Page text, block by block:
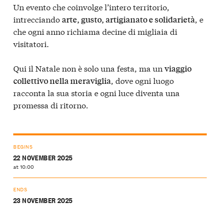
Un evento che coinvolge l’intero territorio,
intrecciandoarte, gusto, artigianato e solidarietà , e
che ogni anno richiama decine di migliaia di
visitatori.
Qui il Natale non è solo una festa, ma un viaggio
collettivo nella meraviglia , dove ogni luogo
racconta la sua storia e ogni luce diventa una
promessa di ritorno.
BEGINS
22 NOVEMBER 2025
at 10:00
ENDS
23 NOVEMBER 2025